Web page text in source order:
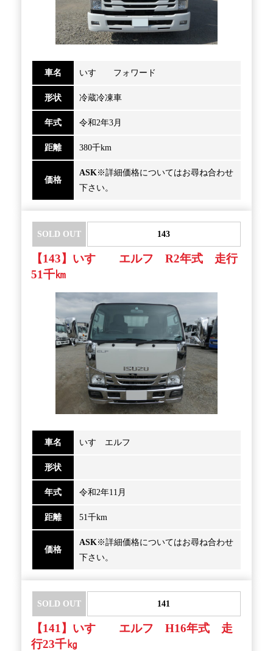
車名 いすゞ フォワード
形状 冷蔵冷凍車
年式 令和2年3月
距離 380千km
価格
ASK※詳細価格についてはお尋ね合わせ
下さい。
SOLD OUT 143
【143】いすゞ エルフ R2年式 走行
51千㎞
車名 いすゞエルフ
形状
年式 令和2年11月
距離 51千km
価格
ASK※詳細価格についてはお尋ね合わせ
下さい。
SOLD OUT 141
【141】いすゞ エルフ H16年式 走
行23千㎏